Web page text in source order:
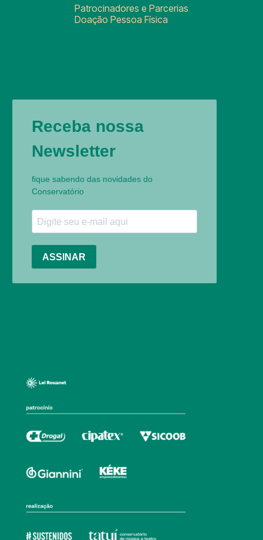
Patrocinadores e Parcerias
Doação Pessoa Física